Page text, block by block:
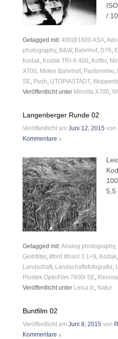
/
Getagged mit: 400@1600 ASA,
photography, B&W, Bahnhof, D76,
Kodak, Kodak TRI-X 400, Koffer,
X700, Mirker Bahnhof, Pantomime,
SE, Push, UTOPIASTADT,
Veröffentlicht unter Minolta X700,
Langenberger Runde 02
Veröffentlicht am Juni 12, 2015 von
Kommentare ↓
5,5
Getagged mit:Analog photography,
Gelbfilter, Ilford Ilfosol 3 1+9, Kodak,
Landschaft, Landschaftsfotografie,
Plustek OpticFilm 7600i SE,
Veröffentlicht unter Leica Ic, Natur
Buntfilm 02
Veröffentlicht am Juni 8, 2015 von
Kommentare ↓